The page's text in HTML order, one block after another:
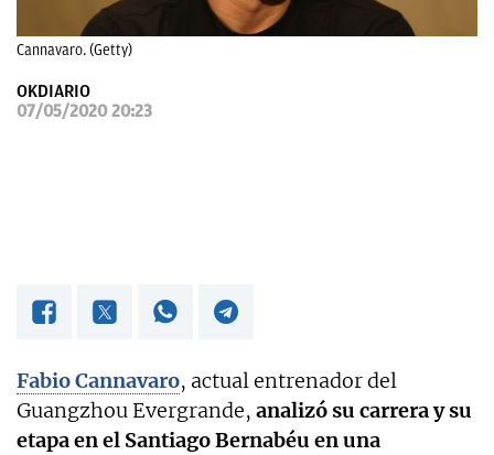
Cannavaro. (Getty)
OKDIARIO
07/05/2020 20:23
Fabio Cannavaro, actual entrenador del
Guangzhou Evergrande, analizó su carrera y su
etapa en el Santiago Bernabéu en una